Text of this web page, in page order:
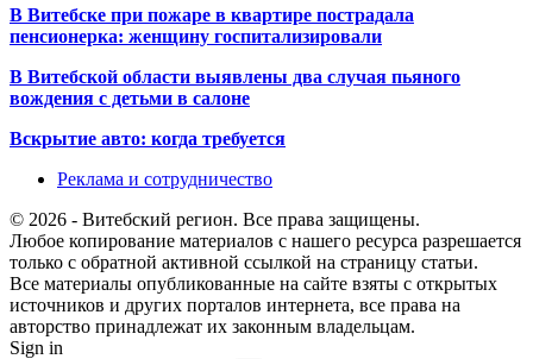
В Витебске при пожаре в квартире пострадала
пенсионерка: женщину госпитализировали
В Витебской области выявлены два случая пьяного
вождения с детьми в салоне
Вскрытие авто: когда требуется
Реклама и сотрудничество
© 2026 - Витебский регион. Все права защищены.
Любое копирование материалов с нашего ресурса разрешается
только с обратной активной ссылкой на страницу статьи.
Все материалы опубликованные на сайте взяты с открытых
источников и других порталов интернета, все права на
авторство принадлежат их законным владельцам.
Sign in